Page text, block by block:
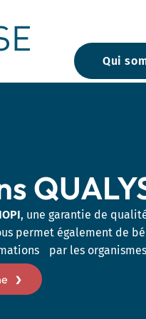
Qui
des sols
, une garantie de
permet également de
par les